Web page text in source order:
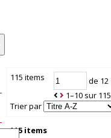
115 items
de 12
1–10 sur 115
Trier par
115 items